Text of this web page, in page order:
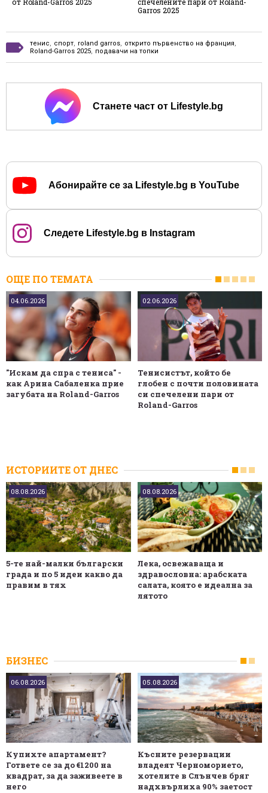
Garros 2025
тенис, спорт, roland garros, открито първенство на франция,
Roland-Garros 2025, подавачи на топки
Станете част от Lifestyle.bg
Абонирайте се за Lifestyle.bg в YouTube
Следете Lifestyle.bg в Instagram
ОЩЕ ПО ТЕМАТА
04.06.2026
"Искам да спра с тениса" -
как Арина Сабаленка прие
загубата на Roland-Garros
02.06.2026
Тенисистът, който бе
глобен с почти половината
си спечелени пари от
Roland-Garros
ИСТОРИИТЕ ОТ ДНЕС
08.08.2026
5-те най-малки български
градa и по 5 идеи какво да
правим в тях
08.08.2026
Лека, освежаваща и
здравословна: арабската
салата, която е идеална за
лятото
БИЗНЕС
06.08.2026
Купихте апартамент?
Гответе се за до €1200 на
квадрат, за да заживеете в
него
05.08.2026
Късните резервации
владеят Черноморието,
хотелите в Слънчев бряг
надхвърлиха 90% заетост